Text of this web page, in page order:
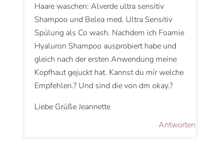
Haare waschen: Alverde ultra sensitiv
Shampoo und Belea med. Ultra Sensitiv
Spülung als Co wash. Nachdem ich Foamie
Hyaluron Shampoo ausprobiert habe und
gleich nach der ersten Anwendung meine
Kopfhaut gejuckt hat. Kannst du mir welche
Empfehlen.? Und sind die von dm okay.?
Liebe Grüße Jeannette
Antworten